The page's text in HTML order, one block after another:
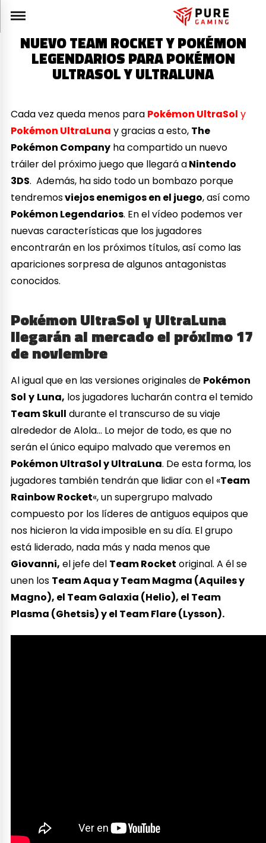
NUEVO TEAM ROCKET Y POKÉMON
LEGENDARIOS PARA POKÉMON
ULTRASOL Y ULTRALUNA
Cada vez queda menos para Pokémon UltraSol y
Pokémon UltraLuna y gracias a esto, The
Pokémon Company ha compartido un nuevo
tráiler del próximo juego que llegará aNintendo
3DS. Además, ha sido todo un bombazo porque
tendremosviejos enemigos en el juego, así como
Pokémon Legendarios. En el vídeo podemos ver
nuevas características que los jugadores
encontrarán en los próximos títulos, así como las
apariciones sorpresa de algunos antagonistas
conocidos.
Pokémon UltraSol y UltraLuna
llegarán al mercado el próximo 17
de noviembre
Al igual que en las versiones originales de Pokémon
Sol y Luna, los jugadores lucharán contra el temido
Team Skull durante el transcurso de su viaje
alrededor de Alola… Lo mejor de todo, es que no
serán el único equipo malvado que veremos en
Pokémon UltraSol y UltraLuna. De esta forma, los
jugadores también tendrán que lidiar con el «Team
Rainbow Rocket«, un supergrupo malvado
compuesto por los líderes de antiguos equipos que
nos hicieron la vida imposible en su día. El grupo
está liderado, nada más y nada menos que
Giovanni, el jefe del Team Rocket original. A él se
unen los Team Aqua y Team Magma (Aquiles y
Magno), el Team Galaxia (Helio), el Team
Plasma (Ghetsis) y el Team Flare (Lysson).